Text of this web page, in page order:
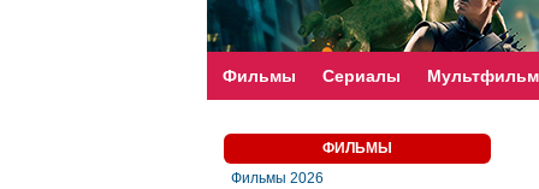
Фильмы Сериалы
ФИЛЬМЫ
Фильмы 2026